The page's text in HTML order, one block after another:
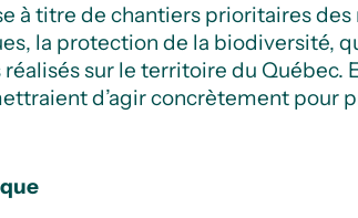
à titre de chantiers prioritaires
la protection de la biodiversité,
sur le territoire du Québec.
d’agir concrètement pour